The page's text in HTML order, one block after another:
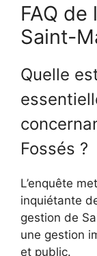
FAQ
Saint-
Quelle
Fossés ?
L’enquête
inquiétante
gestion de
une gestion
et public.